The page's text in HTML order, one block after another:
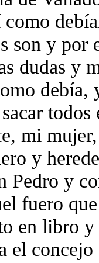
como
son y por
dudas y
todos
mi
y
Pedro y
fuero
en libro
el